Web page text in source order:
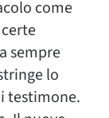
come
sempre
lo
testimone.